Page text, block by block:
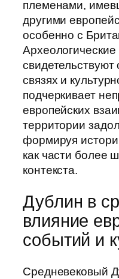
племенами,
другими
особенно с
Археологические
связях и
подчеркивает
европейских
территории
формируя
как части более
контекста.
Дублин в
влияние
событий и
Средневековый